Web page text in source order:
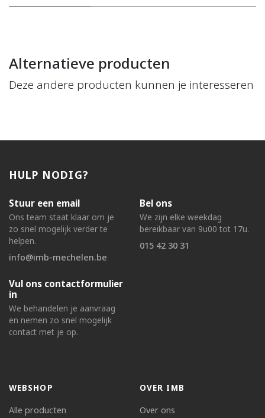
Alternatieve producten
Deze andere producten kunnen je interesseren
HULP NODIG?
Stuur een email
Ons team staat klaar om je
zo snel mogelijk verder te
helpen.
info@imb-mechelen.be
Bel ons
We zijn elke weekdag
bereikbaar van 9u00 tot 17u.
015 42 30 31
Vul ons contactformulier
in
We behandelen je aanvraag
en nemen zo snel mogelijk
contact met je op.
WEBSHOP
Alle producten
OVER IMB
Over ons